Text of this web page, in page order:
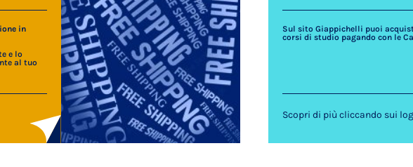
in
e lo
al tuo
Sul sito Giappichelli puoi
corsi di studio pagando con le
Scopri di più cliccando sui